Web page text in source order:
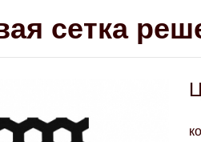
сетка